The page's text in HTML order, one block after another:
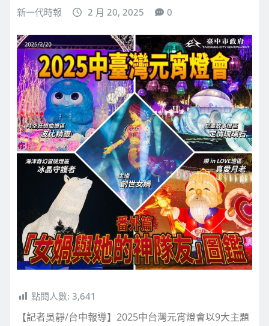
新一代時報 2 月 20, 2025 0
點閱人數: 3,641
【記者吳靜/台中報導】2025中台灣元宵燈會以9大主題